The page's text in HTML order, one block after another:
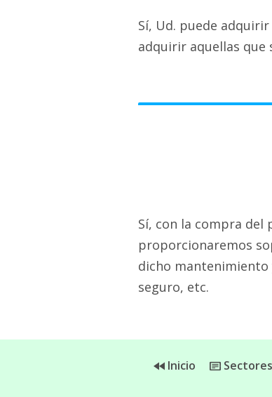
Sí, Ud. puede
adquirir aquellas que
Sí, con la compra del
proporcionaremos
dicho mantenimiento
seguro, etc.
Inicio Sectores